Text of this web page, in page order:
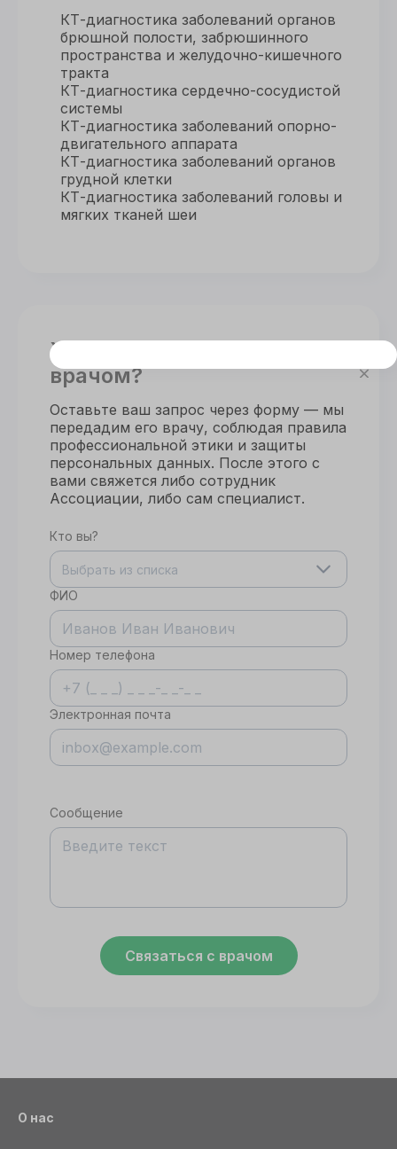
КТ-диагностика заболеваний органов
брюшной полости, забрюшинного
пространства и желудочно-кишечного
тракта
КТ-диагностика сердечно-сосудистой
системы
КТ-диагностика заболеваний опорно-
двигательного аппарата
КТ-диагностика заболеваний органов
грудной клетки
КТ-диагностика заболеваний головы и
мягких тканей шеи
Хотите связаться с
врачом?
Оставьте ваш запрос через форму — мы
передадим его врачу, соблюдая правила
профессиональной этики и защиты
персональных данных. После этого с
вами свяжется либо сотрудник
Ассоциации, либо сам специалист.
Кто вы?
Выбрать из списка
ФИО
Номер телефона
Электронная почта
Сообщение
Связаться с врачом
О нас
Этот сайт использует cookie
Для корректной работы данного сайта
необходимы файлы cookie
СОГЛАСИЕ ПОДРОБНОСТИ O COOKIE